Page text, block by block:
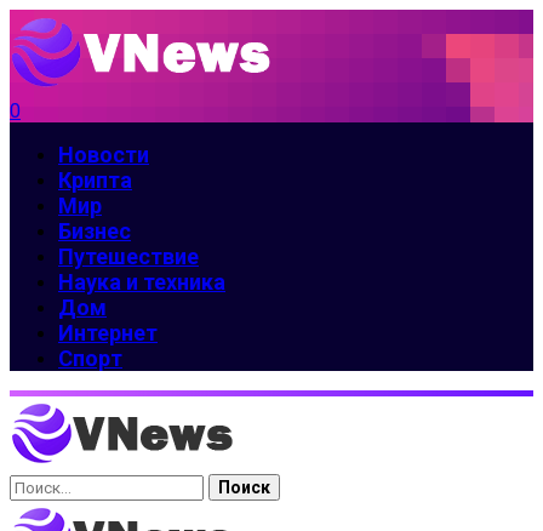
0
Новости
Крипта
Мир
Бизнес
Путешествие
Наука и техника
Дом
Интернет
Спорт
Найти: